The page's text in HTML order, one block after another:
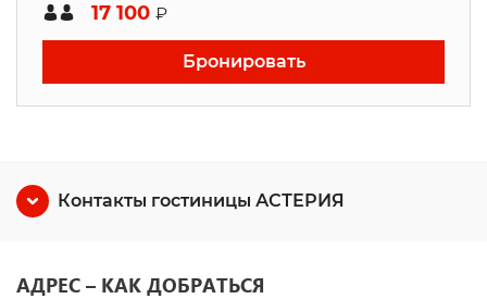
17 100 ₽
Бронировать
Контакты гостиницы АСТЕРИЯ
АДРЕС – КАК ДОБРАТЬСЯ